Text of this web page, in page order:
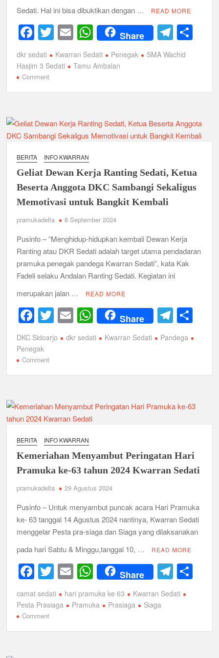
Pramuka yang Lebih Inovatif dan Progresif
Kerja
Sedati. Hal ini bisa dibuktikan dengan …
READ MORE
F
a
c
e
b
o
k
T
wi
tt
E
m
ail
W
h
at
A
p
Share T
el
e
a
dkr sedati Kwarran Sedati Penegak
SMA Wachid
Hasjim 3 Sedati
Tamu Ambalan
Commenton
Gugus
Pangkalan
Wachid
Hasjim
3
Sedati,
Kolaborasi
untuk
BERITA INFO KWARRAN
Geliat Dewan Kerja Ranting Sedati, Ketua
Beserta Anggota DKC Sambangi Sekaligus
Memotivasi untuk Bangkit Kembali
pramukadelta 8 September 2024
Pusinfo – “Menghidup-hidupkan kembali Dewan Kerja
Ranting atau DKR Sedati adalah target utama pendadaran
pramuka penegak pandega Kwarran Sedati”, kata Kak
Fadeli selaku Andalan Ranting Sedati. Kegiatan ini
merupakan jalan …
READ MORE
F
a
c
e
b
o
k
T
wi
tt
E
m
ail
W
h
at
A
p
Share T
el
e
a
h
ar
DKC Sidoarjo dkr sedati Kwarran Sedati
Pandega
Penegak
Commenton
Ranting
Sedati,
Ketua
Anggota
DKC
Sambangi
Memotivasi
Bangkit
Kembali
BERITA INFO KWARRAN
Kemeriahan Menyambut Peringatan Hari
Pramuka ke-63 tahun 2024 Kwarran Sedati
pramukadelta 29 Agustus 2024
Pusinfo – Untuk menyambut puncak acara Hari Pramuka
ke- 63 tanggal 14 Agustus 2024 nantinya, Kwarran Sedati
menggelar Pesta pra-siaga dan Siaga yang dilaksanakan
pada hari Sabtu & Minggu,tanggal 10, …
READ MORE
F
a
c
e
b
T
wi
tt
E
m
ail
W
h
at
A
Share T
el
e
a
camat sedati hari pramuka ke 63
Kwarran Sedati
Pesta Prasiaga
Pramuka Prasiaga Siaga
Commenton